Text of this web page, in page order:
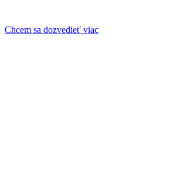
Chcem sa dozvedieť viac